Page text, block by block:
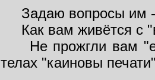
Задаю вопросы им -
Как вам живётся с
Не прожгли вам
телах "каиновы